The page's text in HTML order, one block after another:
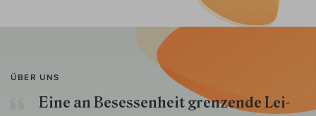
ÜBER UNS
Eine an Besessenheit gren­zende Lei­